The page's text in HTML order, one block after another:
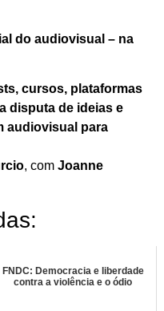
do audiovisual – na
cursos, plataformas
disputa de ideias e
audiovisual para
, com Joanne
FNDC: Democracia e liberdade
contra a violência e o ódio